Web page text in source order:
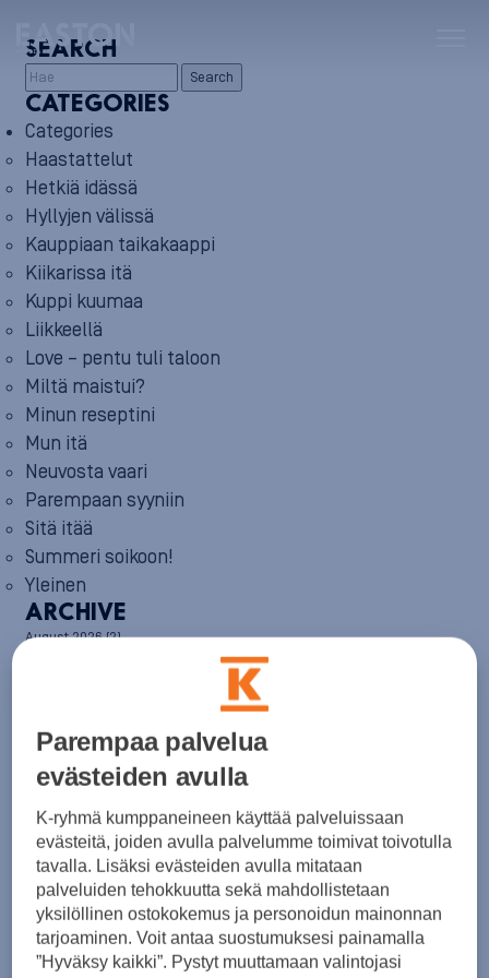
SEARCH
Search
CATEGORIES
Categories
Haastattelut
Hetkiä idässä
Hyllyjen välissä
Kauppiaan taikakaappi
Kiikarissa itä
Kuppi kuumaa
Liikkeellä
Love – pentu tuli taloon
Miltä maistui?
Minun reseptini
Mun itä
Neuvosta vaari
Parempaan syyniin
Sitä itää
Summeri soikoon!
Yleinen
ARCHIVE
August 2026(2)
March 2026(8)
February 2026(5)
January 2026(6)
December 2025(8)
November 2025(7)
October 2025 (8)
September 2025(5)
August 2025(6)
July 2025(7)
June 2025(7)
May 2025(6)
Parempaa palvelua
evästeiden avulla
K-ryhmä kumppaneineen käyttää palveluissaan
evästeitä, joiden avulla palvelumme toimivat toivotulla
tavalla. Lisäksi evästeiden avulla mitataan
palveluiden tehokkuutta sekä mahdollistetaan
yksilöllinen ostokokemus ja personoidun mainonnan
tarjoaminen. Voit antaa suostumuksesi painamalla
”Hyväksy kaikki”. Pystyt muuttamaan valintojasi